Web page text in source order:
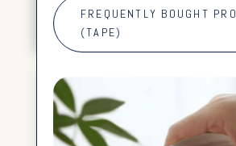
FREQUENTLY BOUGHT
(TAPE)